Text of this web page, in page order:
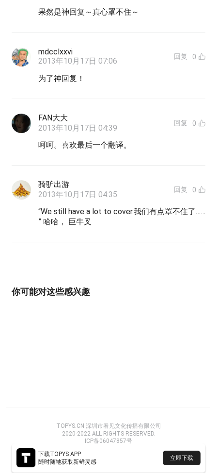
果然是神回复～真心罩不住～
mdcclxxvi
2013年10月17日 07:06
回复 0
为了神回复！
FAN大大
2013年10月17日 04:39
回复 0
呵呵。喜欢最后一个翻译。
骑驴出游
2013年10月17日 04:35
回复 0
“We still have a lot to cover.我们有点罩不住了……
” 哈哈， 巨牛叉
你可能对这些感兴趣
下载TOPYS APP
随时随地获取新鲜灵感
立即下载
TOPYS.CN 深圳市看见文化传播有限公司
2020-2022 ALL RIGHTS RESERVED.
ICP备06047857号